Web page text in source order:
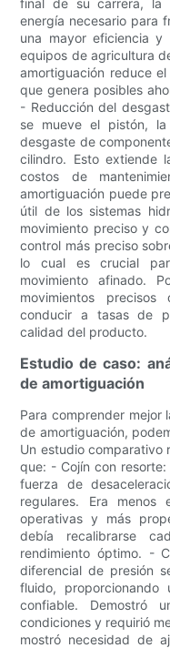
final de su carrera, la
energía necesario para
una mayor eficiencia y
equipos de agricultura
amortiguación reduce
que genera posibles
- Reducción del
se mueve el pistón,
desgaste de
cilindro. Esto extiende
costos de
amortiguación puede
útil de los sistemas
movimiento preciso y
control más preciso
lo cual es crucial
movimiento afinado.
movimientos
conducir a tasas de
calidad del producto.
Estudio de caso:
de amortiguación
Para comprender mejor
de amortiguación,
Un estudio comparativo
que: - Cojín con
fuerza de
regulares. Era menos
operativas y más
debía recalibrarse
rendimiento óptimo. -
diferencial de presión
fluido, proporcionando
confiable. Demostró
condiciones y requirió
mostró necesidad de